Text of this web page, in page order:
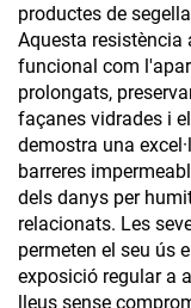
productes de
Aquesta resistència
funcional com
prolongats,
façanes vidrades i
demostra una
barreres
dels danys per
relacionats. Les
permeten el seu ús
exposició regular a
lleus sense